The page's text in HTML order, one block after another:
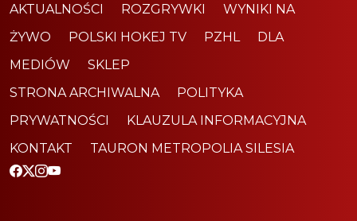
AKTUALNOŚCI ROZGRYWKI
WYNIKI NA
ŻYWO
POLSKI HOKEJ TV PZHL
DLA
MEDIÓW
SKLEP
STRONA ARCHIWALNA
POLITYKA
PRYWATNOŚCI
KLAUZULA INFORMACYJNA
KONTAKT
TAURON METROPOLIA SILESIA